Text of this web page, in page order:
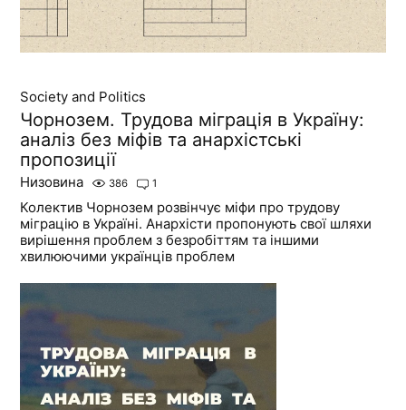
Society and Politics
Чорнозем. Трудова міграція в Україну:
аналіз без міфів та анархістські
пропозиції
Низовина 386 1
Колектив Чорнозем розвінчує міфи про трудову
міграцію в Україні. Анархісти пропонують свої шляхи
вирішення проблем з безробіттям та іншими
хвилюючими українців проблем